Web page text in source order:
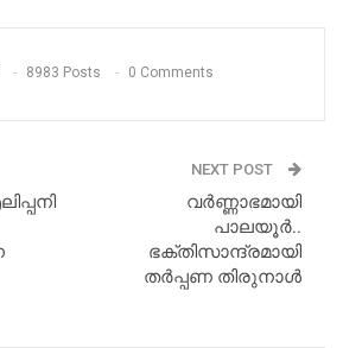
8983 Posts 0 Comments
NEXT POST
വർണ്ണാഭമായി
പാലയൂർ..
ഭക്തിസാന്ദ്രമായി
തർപ്പണ തിരുനാൾ